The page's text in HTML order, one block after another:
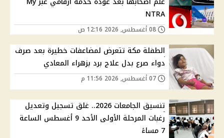
NTRA
الطفلة مكة تتعرض لمضاعفات خطيرة بعد صرف
دواء صرع بدل علاج برد بزهراء المعادي
تنسيق الجامعات 2026.. غلق تسجيل وتعديل
رغبات المرحلة الأولى الأحد 9 أغسطس الساعة
7 مساءً